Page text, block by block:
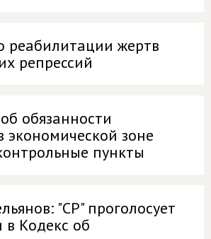
реабилитации жертв
репрессий
обязанности
экономической зоне
пункты
"СР" проголосует
в Кодекс об